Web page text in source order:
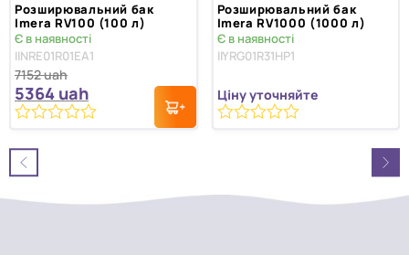
Розширювальний бак
Imera RV100 (100 л)
Є в наявності
IINRE01R01EA1
7152uah
5364 uah
з
5
Розширювальний бак
Imera RV1000 (1000 л)
Є в наявності
IIYRG01R31HP1
Ціну уточняйте